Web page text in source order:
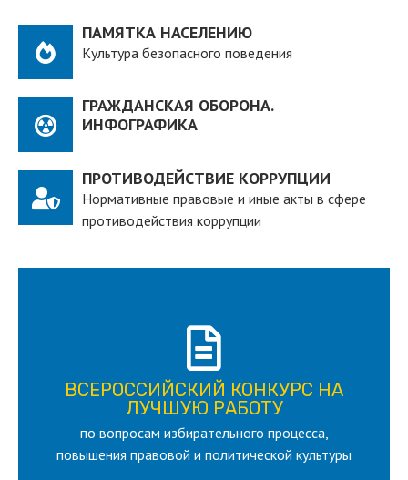
ПАМЯТКА НАСЕЛЕНИЮ
Культура безопасного поведения
ГРАЖДАНСКАЯ ОБОРОНА.
ИНФОГРАФИКА
ПРОТИВОДЕЙСТВИЕ КОРРУПЦИИ
Нормативные правовые и иные акты в сфере
противодействия коррупции
ВСЕРОССИЙСКИЙ КОНКУРС НА
ЛУЧШУЮ РАБОТУ
по вопросам избирательного процесса,
повышения правовой и политической культуры
ВСЕРОССИЙСКИЙ КОНКУРС НА
ЛУЧШУЮ РАБОТУ
для лица старше 18 и моложе 35 лет
ПОДРОБНЕЕ